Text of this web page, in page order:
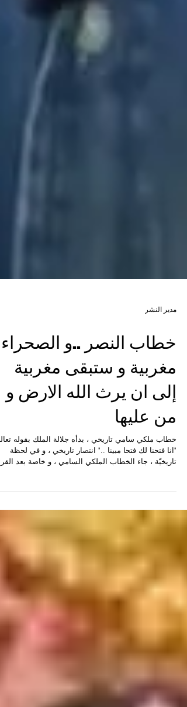
مدير النشر
خطاب النصر ..و الصحراء
مغربية و ستبقى مغربية
إلى ان يرث الله الارض و
من عليها
الأممي الذي اكد سيادة المغرب على صحرائه المغربية
اطار الحكم الذاتي ، و الذي تلقى دعما دوليا .. و قد
جلالته رؤية سديدة و خارطة طريق من اجل السلام
تندوف للرجوع لوطنهم و المساهمة في بناء الوطن من
طنجة إلى لكويرة، في ظل إمارة المؤمنين و في ظل